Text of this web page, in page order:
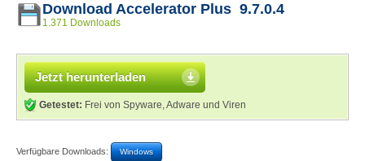
Download Accelerator Plus 9.7.0.4
1.371 Downloads
Jetzt herunterladen
Getestet: Frei von Spyware, Adware und Viren
Verfügbare Downloads: Windows